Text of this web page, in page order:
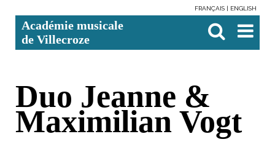
contenu.
Aller
à
personnels
FRANÇAIS ENGLISH
Académie musicale
de Villecroze

avancée…
Duo Jeanne &
Maximilian Vogt